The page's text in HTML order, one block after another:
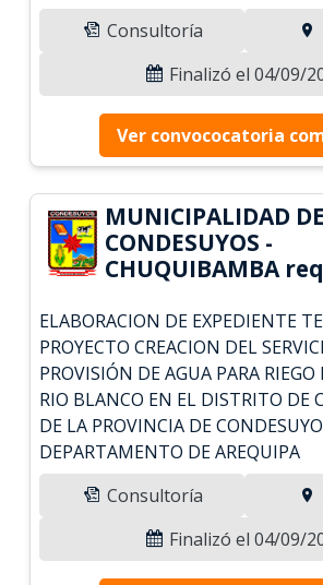
Consultoría
Finalizó el 04/09/
Ver convococatoria
MUNICIPALIDAD DE
CONDESUYOS -
CHUQUIBAMBA
ELABORACION DE EXPEDIENTE
PROYECTO CREACION DEL
PROVISIÓN DE AGUA PARA RIEGO
RIO BLANCO EN EL DISTRITO DE
DE LA PROVINCIA DE
DEPARTAMENTO DE AREQUIPA
Consultoría
Finalizó el 04/09/